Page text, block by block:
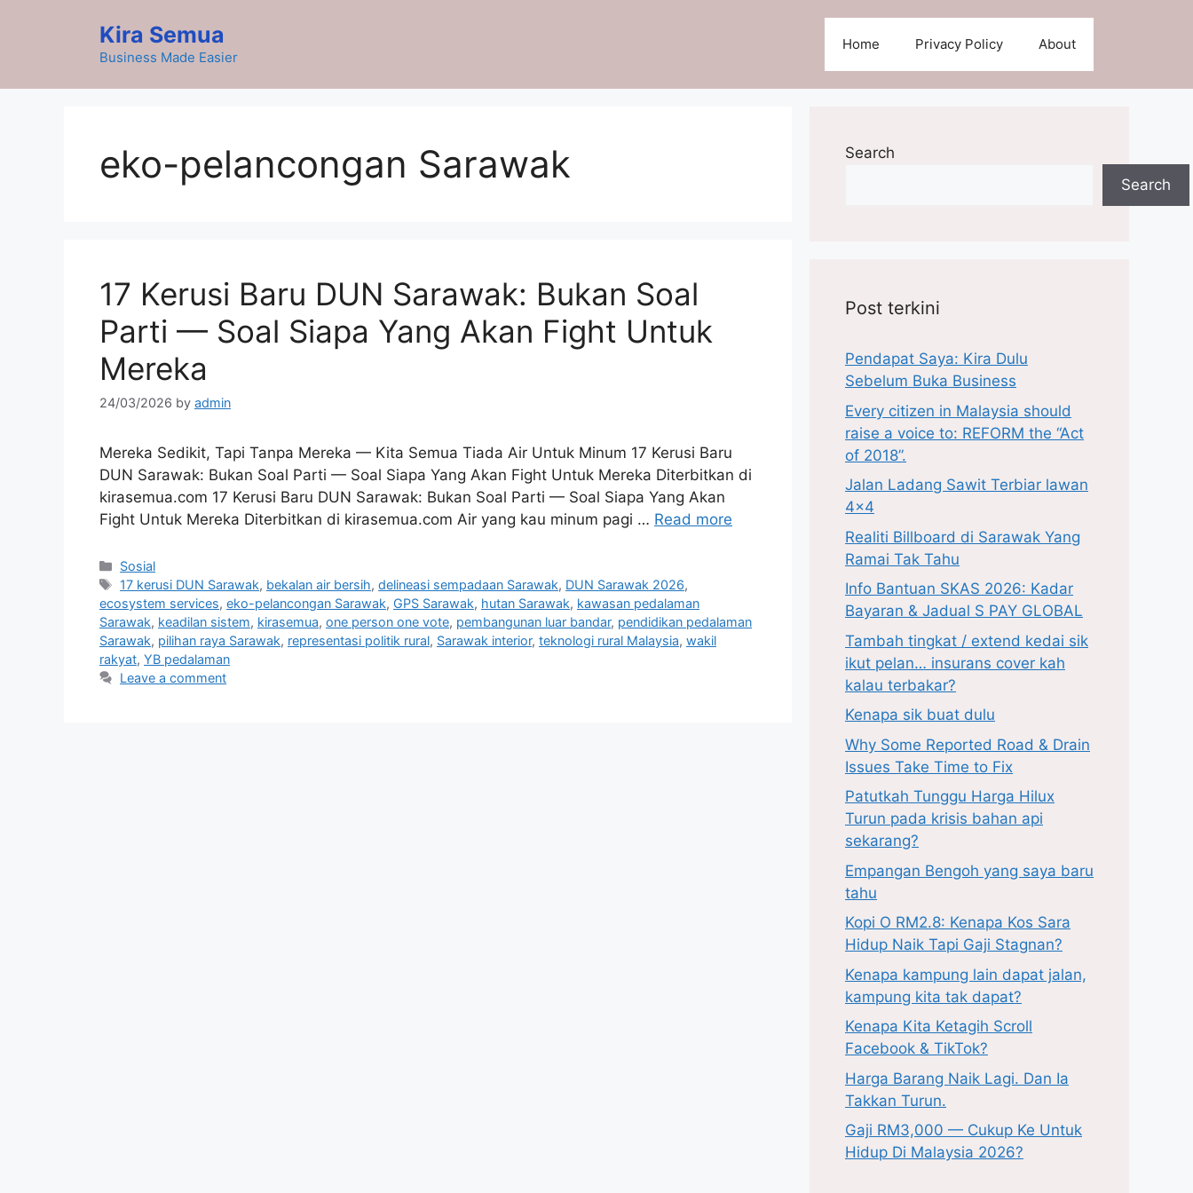
Kira Semua
Business Made Easier
Home Privacy Policy About
eko-pelancongan Sarawak
17 Kerusi Baru DUN Sarawak: Bukan Soal
Parti — Soal Siapa Yang Akan Fight Untuk
Mereka
24/03/2026 by admin
Mereka Sedikit, Tapi Tanpa Mereka — Kita Semua Tiada Air Untuk Minum 17 Kerusi Baru
DUN Sarawak: Bukan Soal Parti — Soal Siapa Yang Akan Fight Untuk Mereka Diterbitkan di
kirasemua.com 17 Kerusi Baru DUN Sarawak: Bukan Soal Parti — Soal Siapa Yang Akan
Fight Untuk Mereka Diterbitkan di kirasemua.com Air yang kau minum pagi … Read more
Categories
Sosial
Tags
17 kerusi DUN Sarawak, bekalan air bersih,delineasi sempadaan Sarawak, DUN Sarawak 2026,
ecosystem services, eko-pelancongan Sarawak, GPS Sarawak, hutan Sarawak, kawasan pedalaman
Sarawak, keadilan sistem, kirasemua, one person one vote, pembangunan luar bandar, pendidikan pedalaman
Sarawak, pilihan raya Sarawak, representasi politik rural, Sarawak interior, teknologi rural Malaysia, wakil
rakyat, YB pedalaman
Leave a comment
Search
Search
Post terkini
Pendapat Saya: Kira Dulu
Sebelum Buka Business
Every citizen in Malaysia should
raise a voice to: REFORM the “Act
of 2018”.
Jalan Ladang Sawit Terbiar lawan
4×4
Realiti Billboard di Sarawak Yang
Ramai Tak Tahu
Info Bantuan SKAS 2026: Kadar
Bayaran & Jadual S PAY GLOBAL
Tambah tingkat / extend kedai sik
ikut pelan… insurans cover kah
kalau terbakar?
Kenapa sik buat dulu
Why Some Reported Road & Drain
Issues Take Time to Fix
Patutkah Tunggu Harga Hilux
Turun pada krisis bahan api
sekarang?
Empangan Bengoh yang saya baru
tahu
Kopi O RM2.8: Kenapa Kos Sara
Hidup Naik Tapi Gaji Stagnan?
Kenapa kampung lain dapat jalan,
kampung kita tak dapat?
Kenapa Kita Ketagih Scroll
Facebook & TikTok?
Harga Barang Naik Lagi. Dan Ia
Takkan Turun.
Gaji RM3,000 — Cukup Ke Untuk
Hidup Di Malaysia 2026?